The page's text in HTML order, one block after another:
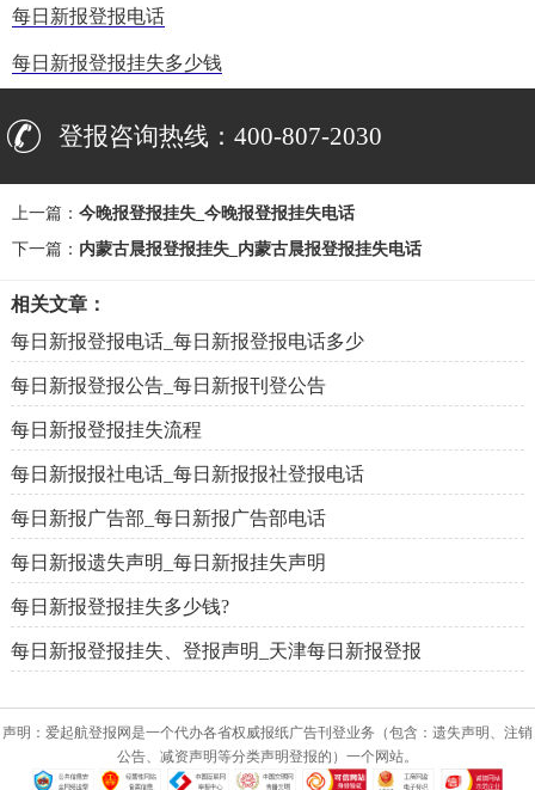
每日新报登报电话
每日新报登报挂失多少钱
登报咨询热线：400-807-2030
上一篇： 今晚报登报挂失_今晚报登报挂失电话
下一篇： 内蒙古晨报登报挂失_内蒙古晨报登报挂失电话
相关文章：
每日新报登报电话_每日新报登报电话多少
每日新报登报公告_每日新报刊登公告
每日新报登报挂失流程
每日新报报社电话_每日新报报社登报电话
每日新报广告部_每日新报广告部电话
每日新报遗失声明_每日新报挂失声明
每日新报登报挂失多少钱?
每日新报登报挂失、登报声明_天津每日新报登报
声明：爱起航登报网是一个代办各省权威报纸广告刊登业务（包含：遗失声明、注销
公告、减资声明等分类声明登报的）一个网站。